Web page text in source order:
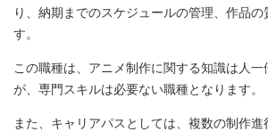
り、納期までのスケジュールの管理、作品の
す。
この職種は、アニメ制作に関する知識は人
が、専門スキルは必要ない職種となります。
また、キャリアパスとしては、複数の制作